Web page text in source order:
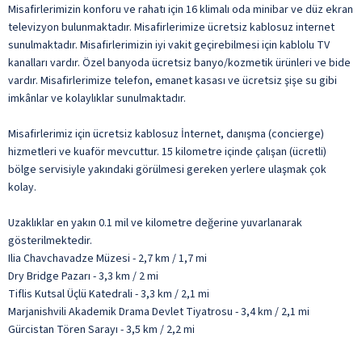
Misafirlerimizin konforu ve rahatı için 16 klimalı oda minibar ve düz ekran
televizyon bulunmaktadır. Misafirlerimize ücretsiz kablosuz internet
sunulmaktadır. Misafirlerimizin iyi vakit geçirebilmesi için kablolu TV
kanalları vardır. Özel banyoda ücretsiz banyo/kozmetik ürünleri ve bide
vardır. Misafirlerimize telefon, emanet kasası ve ücretsiz şişe su gibi
imkânlar ve kolaylıklar sunulmaktadır.
Misafirlerimiz için ücretsiz kablosuz İnternet, danışma (concierge)
hizmetleri ve kuaför mevcuttur. 15 kilometre içinde çalışan (ücretli)
bölge servisiyle yakındaki görülmesi gereken yerlere ulaşmak çok
kolay.
Uzaklıklar en yakın 0.1 mil ve kilometre değerine yuvarlanarak
gösterilmektedir.
Ilia Chavchavadze Müzesi - 2,7 km / 1,7 mi
Dry Bridge Pazarı - 3,3 km / 2 mi
Tiflis Kutsal Üçlü Katedrali - 3,3 km / 2,1 mi
Marjanishvili Akademik Drama Devlet Tiyatrosu - 3,4 km / 2,1 mi
Gürcistan Tören Sarayı - 3,5 km / 2,2 mi